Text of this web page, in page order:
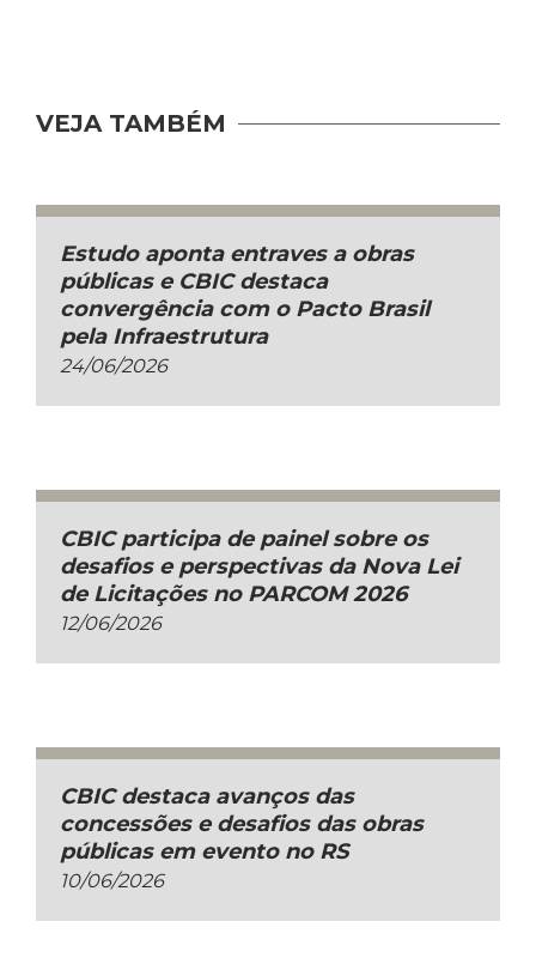
VEJA TAMBÉM
Estudo aponta entraves a obras
públicas e CBIC destaca
convergência com o Pacto Brasil
pela Infraestrutura
24/06/2026
CBIC participa de painel sobre os
desafios e perspectivas da Nova Lei
de Licitações no PARCOM 2026
12/06/2026
CBIC destaca avanços das
concessões e desafios das obras
públicas em evento no RS
10/06/2026